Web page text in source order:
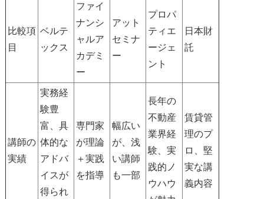
比較項
目
ベルテ
ックス
ファイ
ナンシ
ャルア
カデミ
ー
アット
セミナ
ー
プロパ
ティエ
ージェ
ント
日本財
託
講師の
実績
実務経
験豊
富、具
体的な
アドバ
イスが
得られ
専門家
が理論
＋実践
を指導
幅広い
が、浅
い講師
も一部
長年の
不動産
業界経
験、実
践的ノ
ウハウ
賃貸管
理のプ
ロ、堅
実な講
義内容